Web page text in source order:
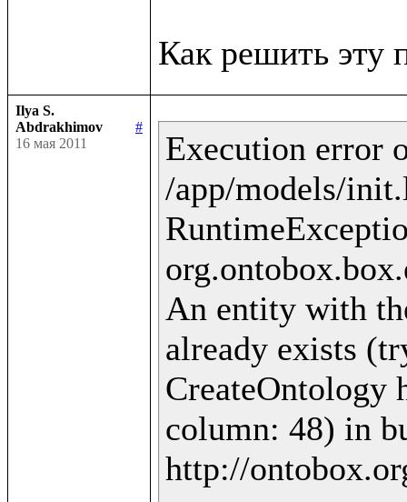
Ilya S.
Abdrakhimov
#
16 мая 2011
Execution error
/app/models/
An entity with
already exists
CreateOntology
column: 48) in
http://